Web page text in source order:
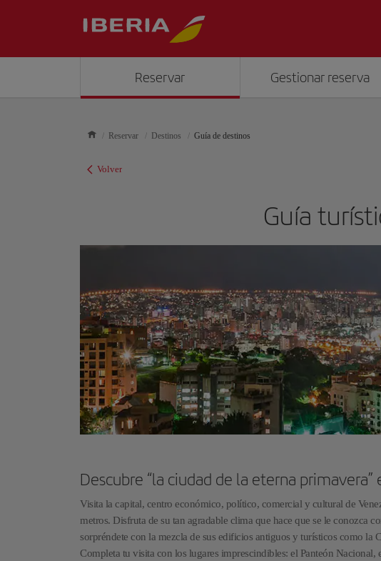
Reservar Gestionar reserva
Reservar Destinos Guía de destinos
Volver
Guía
Descubre “la ciudad de la eterna
Visita la capital, centro económico, político, comercial y cultural de
metros. Disfruta de su tan agradable clima que hace que se le conozca
sorpréndete con la mezcla de sus edificios antiguos y turísticos como la
Completa tu visita con los lugares imprescindibles: el Panteón